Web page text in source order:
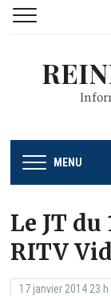
MENU
Le JT du
RITV
17 janvier 2014 23